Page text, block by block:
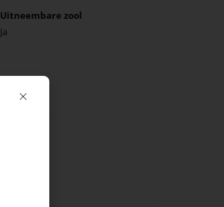
Uitneembare zool
Ja